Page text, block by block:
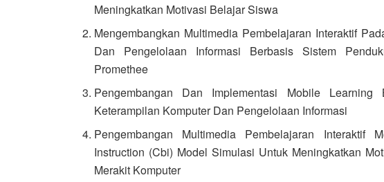
Meningkatkan Motivasi Belajar Siswa
Mengembangkan Multimedia Pembelajaran Interaktif
Dan Pengelolaan Informasi Berbasis Sistem
Promethee
Pengembangan Dan Implementasi Mobile
Keterampilan Komputer Dan Pengelolaan Informasi
Pengembangan Multimedia Pembelajaran Interaktif
Instruction (Cbi) Model Simulasi Untuk Meningkatkan
Merakit Komputer